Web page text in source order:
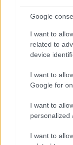
Google
I want to
related to
device
I want to
Google for
I want to
personalized
I want to